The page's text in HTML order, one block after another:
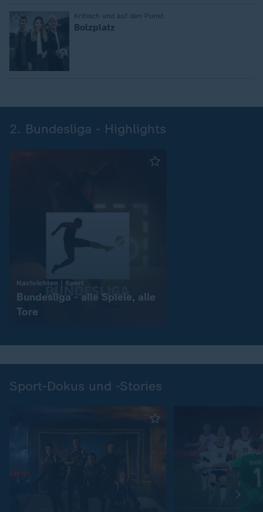
Kritisch und auf den Punkt
Bolzplatz
2. Bundesliga - Highlights
Nachrichten | Sport
Bundesliga - alle Spiele, alle
Tore
Sport-Dokus und -Stories